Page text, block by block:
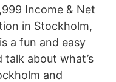
Income & Net
in Stockholm,
a fun and easy
about what’s
and